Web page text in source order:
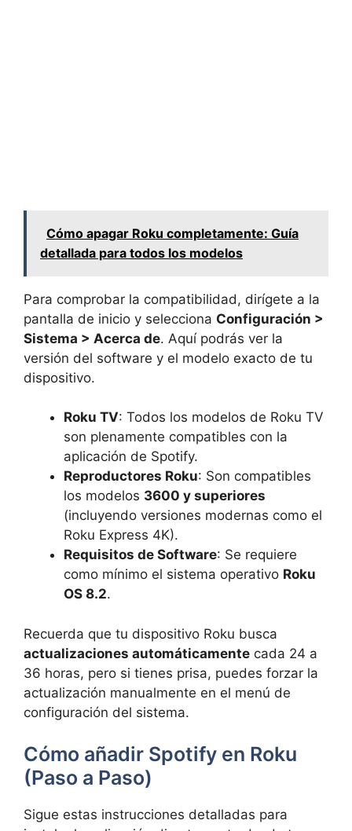
Cómo apagar Roku completamente: Guía
detallada para todos los modelos
Para comprobar la compatibilidad, dirígete a la
pantalla de inicio y selecciona Configuración >
Sistema > Acerca de. Aquí podrás ver la
versión del software y el modelo exacto de tu
dispositivo.
Roku TV: Todos los modelos de Roku TV
son plenamente compatibles con la
aplicación de Spotify.
Reproductores Roku: Son compatibles
los modelos 3600 y superiores
(incluyendo versiones modernas como el
Roku Express 4K).
Requisitos de Software: Se requiere
como mínimo el sistema operativo Roku
OS 8.2.
Recuerda que tu dispositivo Roku busca
actualizaciones automáticamente cada 24 a
36 horas, pero si tienes prisa, puedes forzar la
actualización manualmente en el menú de
configuración del sistema.
Cómo añadir Spotify en Roku
(Paso a Paso)
Sigue estas instrucciones detalladas para